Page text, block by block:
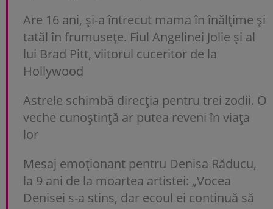
Are 16 ani, și-a întrecut mama în înălțime și
tatăl în frumusețe. Fiul Angelinei Jolie și al
lui Brad Pitt, viitorul cuceritor de la
Hollywood
Astrele schimbă direcția pentru trei zodii. O
veche cunoștință ar putea reveni în viața
lor
Mesaj emoționant pentru Denisa Răducu,
la 9 ani de la moartea artistei: „Vocea
Denisei s-a stins, dar ecoul ei continuă să